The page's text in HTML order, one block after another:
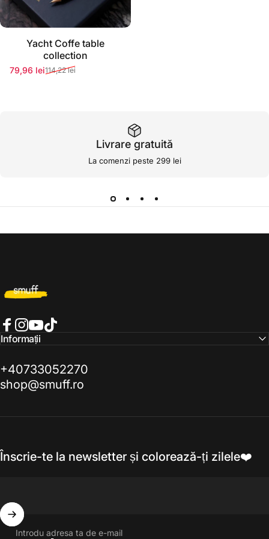
Stoc momentan epuizat
Yacht Coffe table
collection
Preț redus
79,96 lei
Preț normal114,22 lei
Livrare gratuită
La comenzi peste 299 lei
Facebook
Instagram
YouTube
Informații
+40733052270
shop@smuff.ro
Înscrie-te la newsletter și colorează-ți zilele❤️
Introdu adresa ta de e-mail